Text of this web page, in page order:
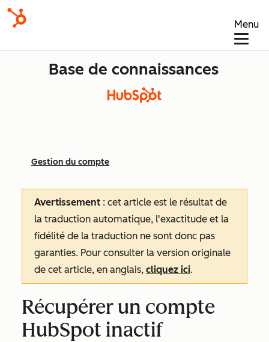
Menu
Base de connaissances
Gestion du compte
Avertissement : cet article est le résultat de
la traduction automatique, l'exactitude et la
fidélité de la traduction ne sont donc pas
garanties. Pour consulter la version originale
de cet article, en anglais, cliquez ici.
Récupérer un compte
HubSpot inactif